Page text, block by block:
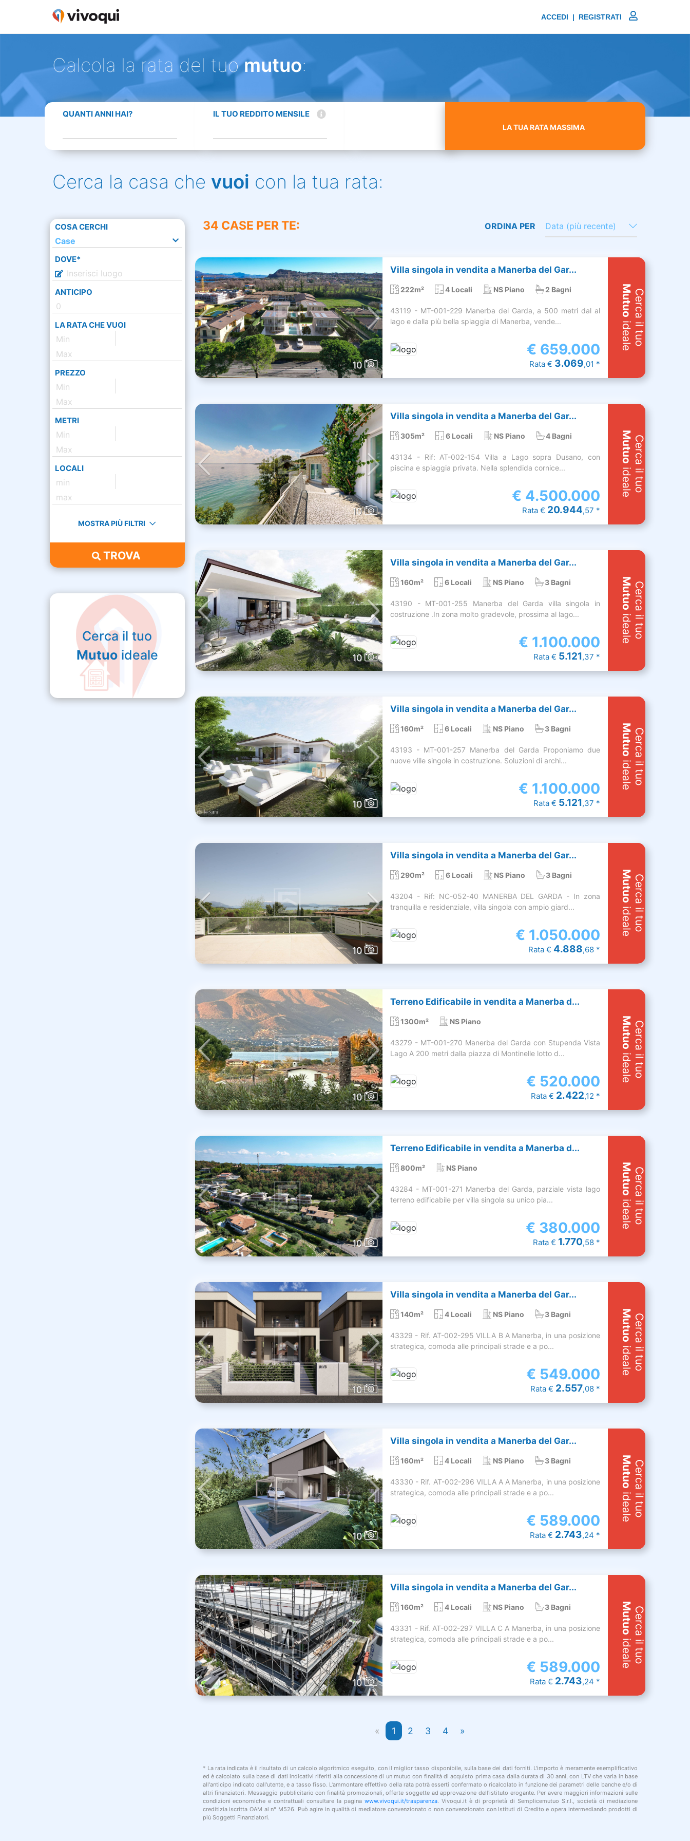
ACCEDI | REGISTRATI
Calcola la rata del tuomutuo:
QUANTI ANNI HAI? IL TUO REDDITO MENSILE
LA TUA RATA MASSIMA
Cerca la casa che vuoi con la tua rata:
COSA CERCHI
Case
DOVE*
ANTICIPO
LA RATA CHE VUOI
PREZZO
METRI
LOCALI
MOSTRA PIÙ FILTRI
TROVA
Cerca il tuo
Mutuoideale
34 CASE PER TE: ORDINA PER Data (più recente)
10
Villa singola in vendita a Manerba del Gar...
222m² 4 Locali NS Piano 2 Bagni
43119 - MT-001-229 Manerba del Garda, a 500 metri dal al
lago e dalla più bella spiaggia di Manerba, vende...
€ 659.000
Rata € 3.069,01 *
Cerca il tuo
Mutuo
ideale
10
Villa singola in vendita a Manerba del Gar...
305m² 6 Locali NS Piano 4 Bagni
43134 - Rif: AT-002-154 Villa a Lago sopra Dusano, con
piscina e spiaggia privata. Nella splendida cornice...
€ 4.500.000
Rata € 20.944,57 *
Cerca il tuo
Mutuo
ideale
10
Villa singola in vendita a Manerba del Gar...
160m² 6 Locali NS Piano 3 Bagni
43190 - MT-001-255 Manerba del Garda villa singola in
costruzione .In zona molto gradevole, prossima al lago...
€ 1.100.000
Rata € 5.121,37 *
Cerca il tuo
Mutuo
ideale
10
Villa singola in vendita a Manerba del Gar...
160m² 6 Locali NS Piano 3 Bagni
43193 - MT-001-257 Manerba del Garda Proponiamo due
nuove ville singole in costruzione. Soluzioni di archi...
€ 1.100.000
Rata € 5.121,37 *
Cerca il tuo
Mutuo
ideale
10
Villa singola in vendita a Manerba del Gar...
290m² 6 Locali NS Piano 3 Bagni
43204 - Rif: NC-052-40 MANERBA DEL GARDA - In zona
tranquilla e residenziale, villa singola con ampio giard...
€ 1.050.000
Rata € 4.888,68 *
Cerca il tuo
Mutuo
ideale
10
Terreno Edificabile in vendita a Manerba d...
1300m² NS Piano
43279 - MT-001-270 Manerba del Garda con Stupenda Vista
Lago A 200 metri dalla piazza di Montinelle lotto d...
€ 520.000
Rata € 2.422,12 *
Cerca il tuo
Mutuo
ideale
10
Terreno Edificabile in vendita a Manerba d...
800m² NS Piano
43284 - MT-001-271 Manerba del Garda, parziale vista lago
terreno edificabile per villa singola su unico pia...
€ 380.000
Rata € 1.770,58 *
Cerca il tuo
Mutuo
ideale
10
Villa singola in vendita a Manerba del Gar...
140m² 4 Locali NS Piano 3 Bagni
43329 - Rif. AT-002-295 VILLA B A Manerba, in una posizione
strategica, comoda alle principali strade e a po...
€ 549.000
Rata € 2.557,08 *
Cerca il tuo
Mutuo
ideale
10
Villa singola in vendita a Manerba del Gar...
160m² 4 Locali NS Piano 3 Bagni
43330 - Rif. AT-002-296 VILLA A A Manerba, in una posizione
strategica, comoda alle principali strade e a po...
€ 589.000
Rata € 2.743,24 *
Cerca il tuo
Mutuo
ideale
10
Villa singola in vendita a Manerba del Gar...
160m² 4 Locali NS Piano 3 Bagni
43331 - Rif. AT-002-297 VILLA C A Manerba, in una posizione
strategica, comoda alle principali strade e a po...
€ 589.000
Rata € 2.743,24 *
Cerca il tuo
Mutuo
ideale
« 1 2 3 4 »
* La rata indicata è il risultato di un calcolo algoritmico eseguito, con il miglior tasso disponibile, sulla base dei dati forniti. L'importo è meramente esemplificativo
ed è calcolato sulla base di dati indicativi riferiti alla concessione di un mutuo con finalità di acquisto prima casa dalla durata di 30 anni, con LTV che varia in base
all'anticipo indicato dall'utente, e a tasso fisso. L’ammontare effettivo della rata potrà esserti confermato o ricalcolato in funzione dei parametri delle banche e/o di
altri finanziatori. Messaggio pubblicitario con finalità promozionali, offerte soggette ad approvazione dell'istituto erogante. Per avere maggiori informazioni sulle
condizioni economiche e contrattuali consultare la paginawww.vivoqui.it/trasparenza. Vivoqui.it è di proprietà di Semplicemutuo S.r.l., società di mediazione
creditizia iscritta OAM al n° M526. Può agire in qualità di mediatore convenzionato o non convenzionato con Istituti di Credito e opera intermediando prodotti di
più Soggetti Finanziatori.